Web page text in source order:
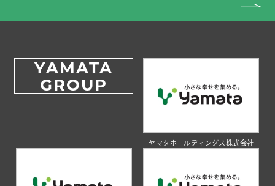
YAMATA
GROUP
ヤマタホールディングス株式会社